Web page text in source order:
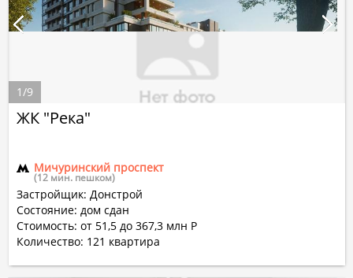
ЖК "Река"
Мичуринский проспект
(12 мин. пешком)
Застройщик: Донстрой
Состояние: дом сдан
Стоимость: от 51,5 до 367,3 млн Р
Количество: 121 квартира
1/9